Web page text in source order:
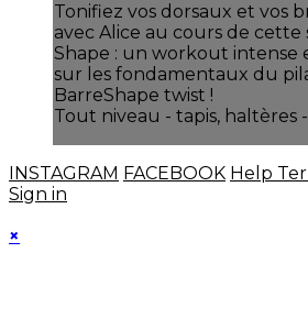
Tonifiez vos dorsaux et vos
avec Alice au cours de cette
Shape : un workout intense
sur les fondamentaux du
BarreShape twist !
Tout niveau - tapis, haltères
INSTAGRAM FACEBOOK Help
Sign in
×